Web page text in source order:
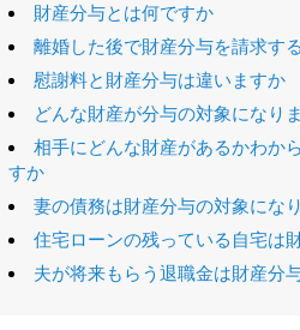
財産分与とは何ですか
離婚した後で財産分与を請求す
慰謝料と財産分与は違いますか
どんな財産が分与の対象になり
相手にどんな財産があるかわか
すか
妻の債務は財産分与の対象にな
住宅ローンの残っている自宅は
夫が将来もらう退職金は財産分